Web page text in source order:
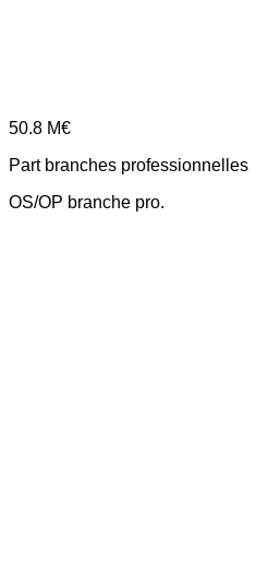
50.8 M€
Part branches professionnelles
OS/OP branche pro.